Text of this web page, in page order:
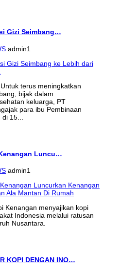
Gizi Seimbang…
admin1
terus meningkatkan
bijak dalam
keluarga, PT
para ibu Pembinaan
15...
Luncu…
admin1
Kenangan menyajikan kopi
Indonesia melalui ratusan
Nusantara.
KOPI DENGAN INO…